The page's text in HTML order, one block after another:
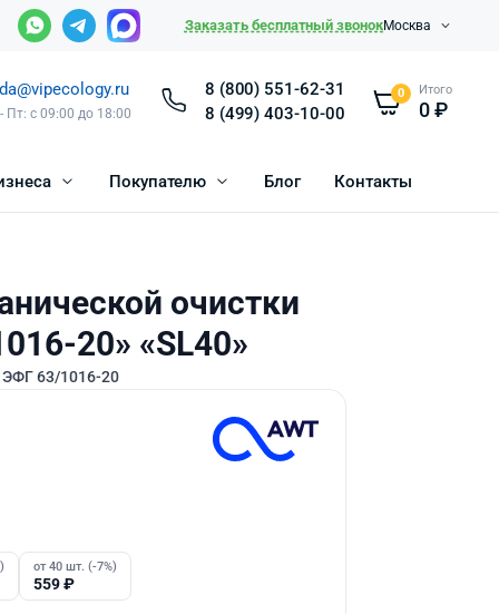
Заказать бесплатный звонокМосква
Пт: с 09:00 до 18:00
8 (800) 551-62-31
8 (499) 403-10-00
0 Итого
0₽
Покупателю Блог Контакты
очистки
20» «SL40»
ЭФГ 63/1016-20
от 40 шт. (-7%)
559₽